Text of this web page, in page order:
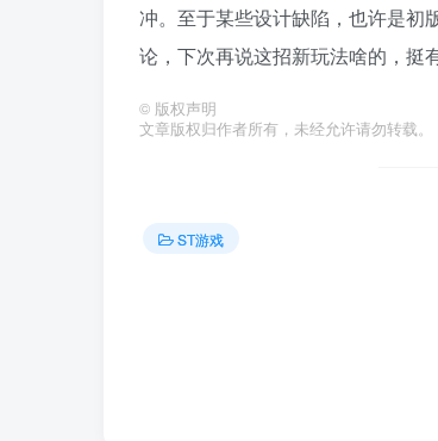
冲。至于某些设计缺陷，也许是初
论，下次再说这招新玩法啥的，挺
© 版权声明
文章版权归作者所有，未经允许请勿转载。
ST游戏